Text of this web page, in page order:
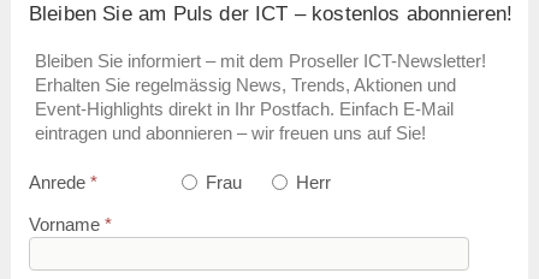
Bleiben Sie am Puls der ICT – kostenlos abonnieren!
Bleiben Sie informiert – mit dem Proseller ICT-Newsletter!
Erhalten Sie regelmässig News, Trends, Aktionen und
Event-Highlights direkt in Ihr Postfach. Einfach E-Mail
eintragen und abonnieren – wir freuen uns auf Sie!
Anrede * Frau Herr
Vorname *